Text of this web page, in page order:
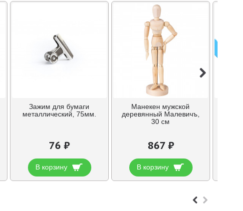
Зажим для бумаги
металлический, 75мм.
76 ₽
В корзину
Манекен мужской
деревянный Малевичъ,
30 см
867 ₽
В корзину